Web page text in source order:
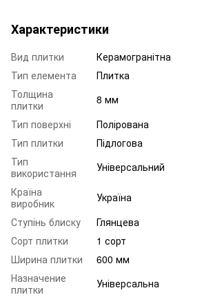
Характеристики
Вид плитки
Керамогранітна
Тип елемента
Плитка
Толщина
плитки
8 мм
Тип поверхні
Полірована
Тип плитки
Підлогова
Тип
використання
Універсальний
Країна
виробник
Україна
Ступінь блиску
Глянцева
Сорт плитки
1 сорт
Ширина плитки
600 мм
Назначение
плитки
Універсальна